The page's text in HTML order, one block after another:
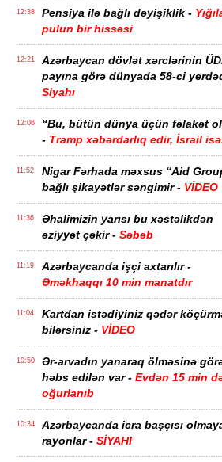
12:38 Pensiya ilə bağlı dəyişiklik -
pulun bir hissəsi
12:21
Azərbaycan dövlət xərclərinin
payına görə dünyada 58-ci
Siyahı
12:06
“Bu, bütün dünya üçün fəlakət
- Tramp xəbərdarlıq edir, İsrail
11:52
Nigar Fərhada məxsus “Aid
bağlı şikayətlər səngimir - VİDEO
11:36
Əhalimizin yarısı bu xəstəlikdən
əziyyət çəkir - Səbəb
11:19
Azərbaycanda işçi axtarılır -
Əməkhaqqı 10 min manatdır
11:04
Kartdan istədiyiniz qədər
bilərsiniz - VİDEO
10:50
Ər-arvadın yanaraq ölməsinə
həbs edilən var - Evdən 15 min
oğurlanıb
10:34
Azərbaycanda icra başçısı
rayonlar - SİYAHI